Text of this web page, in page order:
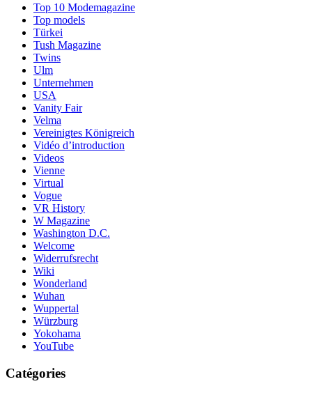
Top 10 Modemagazine
Top models
Türkei
Tush Magazine
Twins
Ulm
Unternehmen
USA
Vanity Fair
Velma
Vereinigtes Königreich
Vidéo d’introduction
Videos
Vienne
Virtual
Vogue
VR History
W Magazine
Washington D.C.
Welcome
Widerrufsrecht
Wiki
Wonderland
Wuhan
Wuppertal
Würzburg
Yokohama
YouTube
Catégories